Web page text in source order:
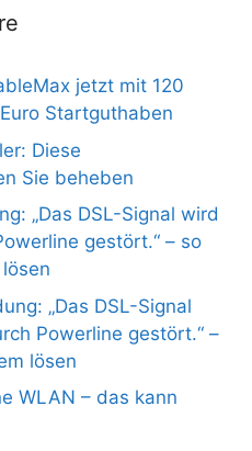
jetzt mit 120
Startguthaben
Diese
Sie beheben
„Das DSL-Signal wird
gestört.“ – so
„Das DSL-Signal
Powerline gestört.“ –
lösen
WLAN – das kann